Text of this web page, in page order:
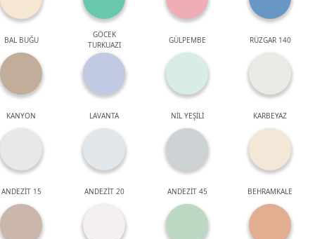
BAL BUĞU
GÖCEK
TURKUAZI
GÜLPEMBE RÜZGAR 140
KANYON LAVANTA NİL YEŞİLİ KARBEYAZ
ANDEZİT 15 ANDEZİT 20 ANDEZİT 45 BEHRAMKALE